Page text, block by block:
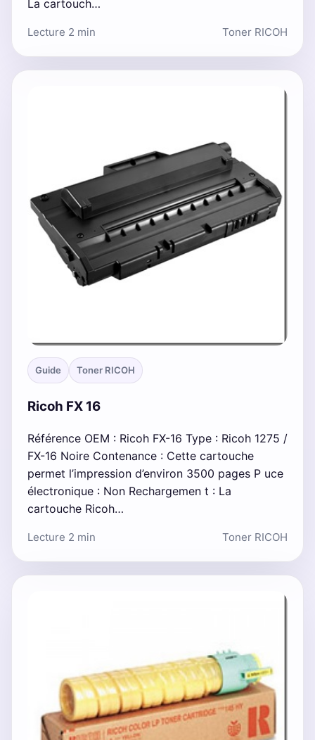
La cartouch…
Lecture 2 min Toner RICOH
Guide Toner RICOH
Ricoh FX 16
Référence OEM : Ricoh FX-16 Type : Ricoh 1275 /
FX-16 Noire Contenance : Cette cartouche
permet l’impression d’environ 3500 pages P uce
électronique : Non Rechargemen t : La
cartouche Ricoh…
Lecture 2 min Toner RICOH